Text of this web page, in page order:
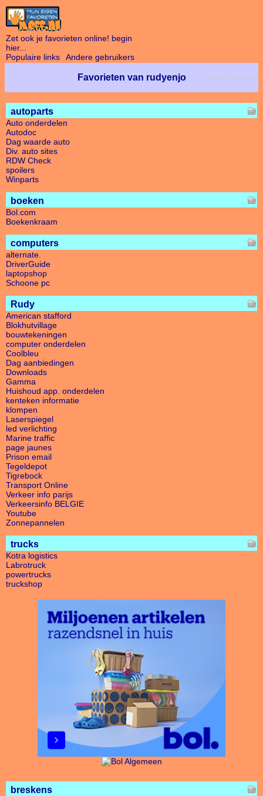
Zet ook je favorieten online! begin
hier...
Populaire links
Andere gebruikers
Favorieten van rudyenjo zondag 9 augustus
autoparts
Auto onderdelen
Autodoc
Dag waarde auto
Div. auto sites
RDW Check
spoilers
Winparts
boeken
Bol.com
Boekenkraam
computers
alternate.
DriverGuide
laptopshop
Schoone pc
Rudy
American stafford
Blokhutvillage
bouwtekeningen
computer onderdelen
Coolbleu
Dag aanbiedingen
Downloads
Gamma
Huishoud app. onderdelen
kenteken informatie
klompen
Laserspiegel
led verlichting
Marine traffic
page jaunes
Prison email
Tegeldepot
Tigrebock
Transport Online
Verkeer info parijs
Verkeersinfo BELGIE
Youtube
Zonnepannelen
trucks
Kotra logistics
Labrotruck
powertrucks
truckshop
breskens